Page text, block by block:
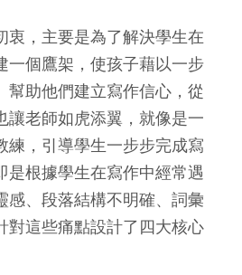
衷，主要是為了解決學生在
一個鷹架，使孩子藉以一步
幫助他們建立寫作信心，從
讓老師如虎添翼，就像是一
練，引導學生一步步完成寫
是根據學生在寫作中經常遇
感、段落結構不明確、詞彙
對這些痛點設計了四大核心